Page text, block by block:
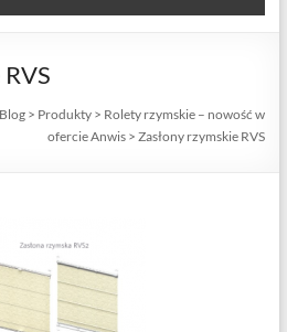
Blog > Produkty > Rolety rzymskie – nowość w
ofercie Anwis >Zasłony rzymskie RVS